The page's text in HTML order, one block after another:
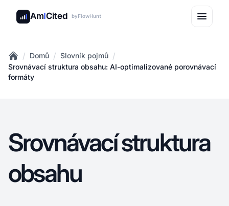
AmICited byFlowHunt
Home
/ Domů / Slovník pojmů /
Srovnávací struktura obsahu: AI-optimalizované porovnávací
formáty
Srovnávací struktura
obsahu